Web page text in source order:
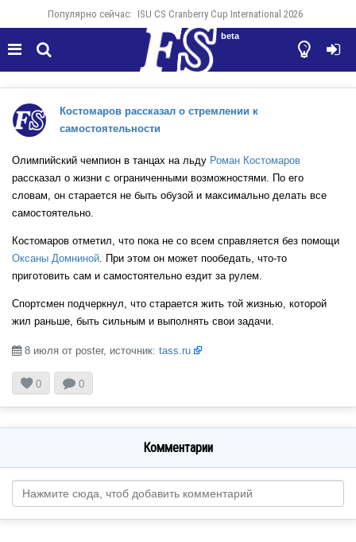
Популярно сейчас: ISU CS Cranberry Cup International 2026
  

beta
Костомаров рассказал о стремлении к
самостоятельности
Олимпийский чемпион в танцах на льду Роман Костомаров
рассказал о жизни с ограниченными возможностями. По его
словам, он старается не быть обузой и максимально делать все
самостоятельно.
Костомаров отметил, что пока не со всем справляется без помощи
Оксаны Домниной. При этом он может пообедать, что-то
приготовить сам и самостоятельно ездит за рулем.
Спортсмен подчеркнул, что старается жить той жизнью, которой
жил раньше, быть сильным и выполнять свои задачи.
 8 июля от poster, источник: tass.ru
0  0
Комментарии